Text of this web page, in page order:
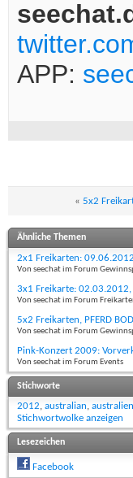
APP:
« 5x2
Ähnliche Themen
2x1 Freikarten:
Von seechat im Forum
3x1 Freikarte: 02.03.2012,
Von seechat im Forum
5x2 Freikarten, PFERD
Von seechat im Forum
Pink-Konzert 2009:
Von seechat im Forum Events
Stichworte
2012, australian, australien
Stichwortwolke anzeigen
Lesezeichen
Facebook